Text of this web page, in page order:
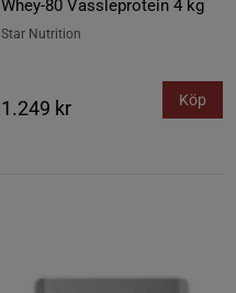
Whey-80 Vassleprotein 4 kg
Star Nutrition
1.249 kr Köp